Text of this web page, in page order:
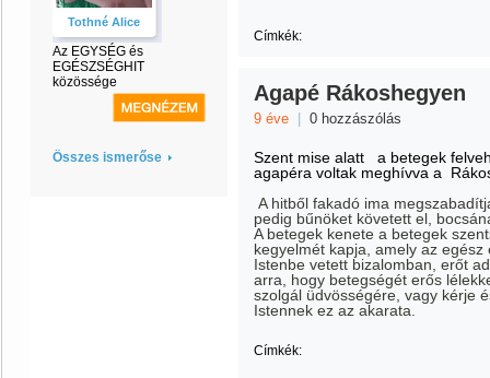
Tothné Alice
Az EGYSÉG és
EGÉSZSÉGHIT
közössége
Összes ismerőse
Címkék:
Agapé Rákoshegyen
9 éve 0 hozzászólás
Szent mise alatt a betegek
agapéra voltak meghívva a
A hitből fakadó ima
pedig bűnöket követett el,
A betegek kenete a betegek
kegyelmét kapja, amely az
Istenbe vetett bizalomban, erőt
arra, hogy betegségét erős
szolgál üdvösségére, vagy kérje
Istennek ez az akarata.
Címkék: